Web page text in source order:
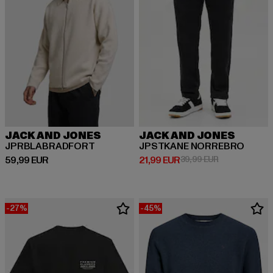
JACK AND JONES
JPRBLABRADFORT
59,99 EUR
Ajankohtainen hinta: 59,99 EUR
JACK AND JONES
JPSTKANE NORREBRO
21,99 EUR
Ajankohtainen hinta: 21,99 EUR
39,99 EUR
-27% -45%